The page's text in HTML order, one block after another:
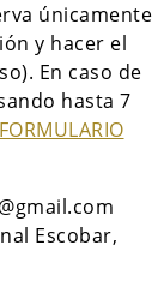
únicamente
y hacer el
En caso de
hasta 7
FORMULARIO
Escobar,